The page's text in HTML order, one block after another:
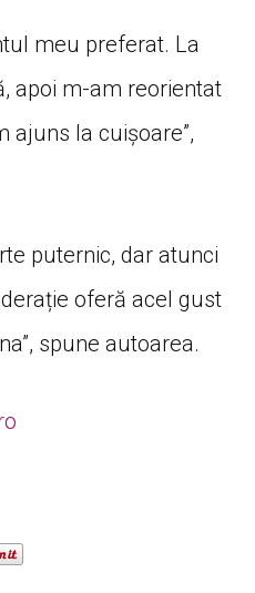
meu preferat. La
, apoi m-am reorientat
ajuns la cuișoare”,
puternic, dar atunci
oferă acel gust
”, spune autoarea.